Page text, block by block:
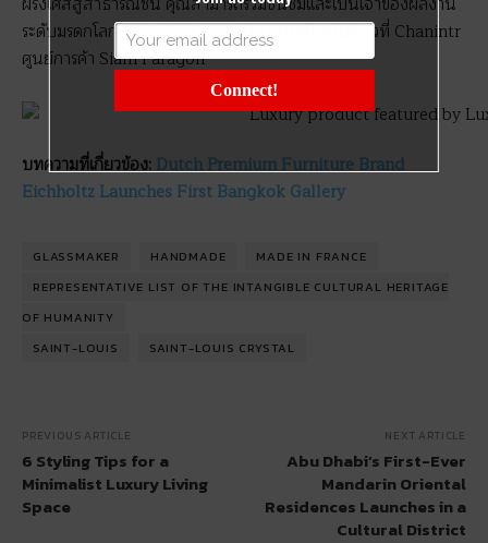
ระดับมรดกโลกของ Saint-Louis ในประเทศไทยได้แล้วที่ Chanintr
ศูนย์การค้า Siam Paragon
บทความที่เกี่ยวข้อง:Dutch Premium Furniture Brand
Eichholtz Launches First Bangkok Gallery
GLASSMAKER HANDMADE
MADE IN FRANCE
REPRESENTATIVE LIST OF THE INTANGIBLE CULTURAL HERITAGE
OF HUMANITY
SAINT-LOUIS
SAINT-LOUIS CRYSTAL
PREVIOUS ARTICLE
6 Styling Tips for a
Minimalist Luxury Living
Space
NEXT ARTICLE
Abu Dhabi’s First-Ever
Mandarin Oriental
Residences Launches in a
Cultural District
Connect!